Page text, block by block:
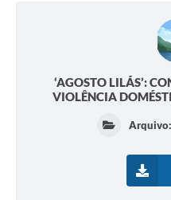
‘AGOSTO LILÁS’:
VIOLÊNCIA
Arquivo: